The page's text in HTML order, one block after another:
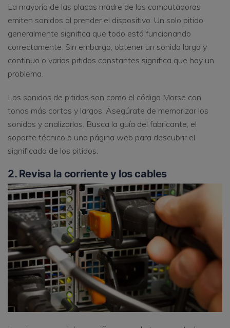
La mayoría de las placas madre de las computadoras
emiten sonidos al prender el dispositivo. Un solo pitido
generalmente significa que todo está funcionando
correctamente. Sin embargo, obtener un sonido largo y
continuo o varios pitidos constantes significa que hay un
problema.
Los sonidos de pitidos son como el código Morse con
tonos más cortos y largos. Asegúrate de memorizar los
sonidos y analizarlos. Busca la guía del fabricante, el
soporte técnico o una página web para descubrir el
significado de los pitidos.
2. Revisa la corriente y los cables